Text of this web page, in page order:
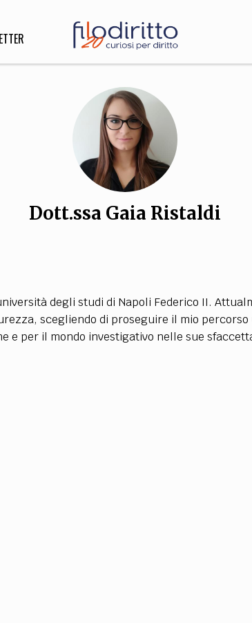
DIRITTO
INNOVAZIONE
TEAM
COMITATO SCIENTIFICO AUTORI CURATORI FOTOGRAFI
Dott.ssa Gaia Ristaldi
degli studi di Napoli Federico II.
scegliendo di proseguire il mio
e per il mondo investigativo nelle sue